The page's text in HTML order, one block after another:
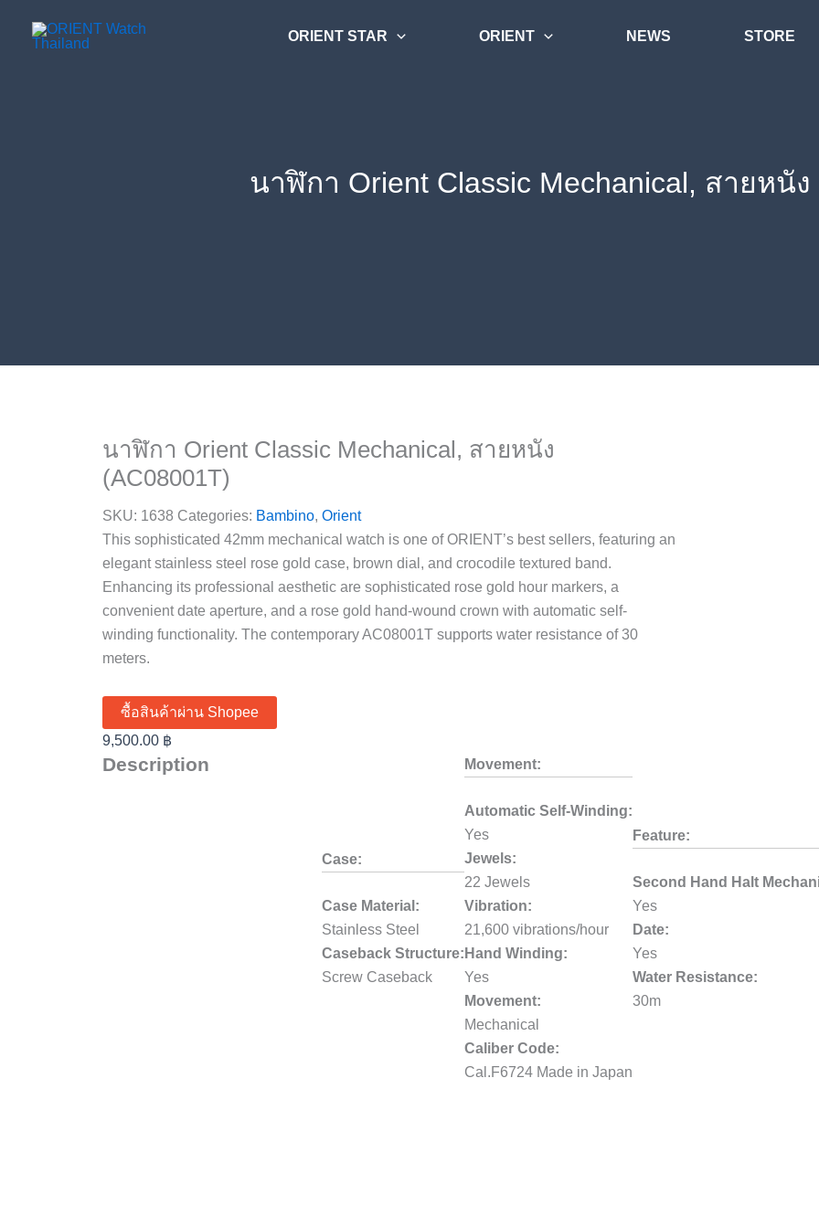
ORIENT STAR ORIENT NEWS STORE
นาฬิกา Orient Classic Mechanical, สายหนัง
นาฬิกา Orient Classic Mechanical, สายหนัง
(AC08001T)
SKU: 1638 Categories: Bambino, Orient
This sophisticated 42mm mechanical watch is one of ORIENT’s best sellers, featuring an
elegant stainless steel rose gold case, brown dial, and crocodile textured band.
Enhancing its professional aesthetic are sophisticated rose gold hour markers, a
convenient date aperture, and a rose gold hand-wound crown with automatic self-
winding functionality. The contemporary AC08001T supports water resistance of 30
meters.
ซื้อสินค้าผ่าน Shopee
9,500.00 ฿
Description
Case:
Case Material:
Stainless Steel
Caseback Structure:
Screw Caseback
Movement:
Automatic Self-Winding:
Yes
Jewels:
22 Jewels
Vibration:
21,600 vibrations/hour
Hand Winding:
Yes
Movement:
Mechanical
Caliber Code:
Cal.F6724 Made in Japan
Feature:
Second Hand Halt
Yes
Date:
Yes
Water Resistance:
30m